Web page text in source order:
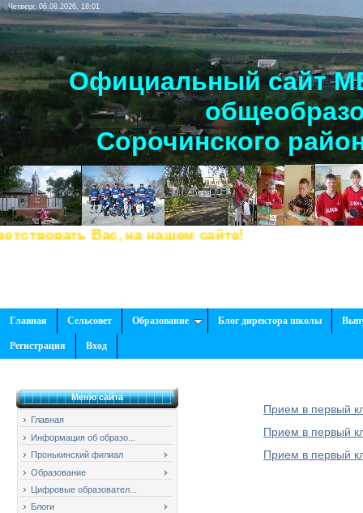
Четверг, 06.08.2026, 18:01
Официальный сайт
Сорочинского
Вас, на нашем сайте!
Главная Сельсовет Образование Блог директора школы
Регистрация Вход
Меню сайта
Главная
Информация об образо...
Пронькинский филиал
Образование
Цифровые образовател...
Блоги
Прием в первый
Прием в первый
Прием в первый